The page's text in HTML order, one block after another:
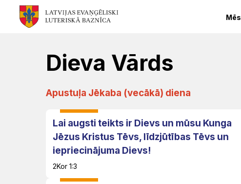
Mēs
personāls
Pārvalde
LELB
organizācijas
draudzi
Garīgais
atbalsts
Ģimenēm
atbalsts
(Diakonija)
Rekolekcijas
kalendārs
Apmācības
un
Fotogalerija
Video
un
audio
Dieva Vārds
Apustuļa Jēkaba (vecākā) diena
Lai augsti teikts ir Dievs un mūsu Kunga
Jēzus Kristus Tēvs, līdzjūtības Tēvs un
iepriecinājuma Dievs!
2Kor 1:3